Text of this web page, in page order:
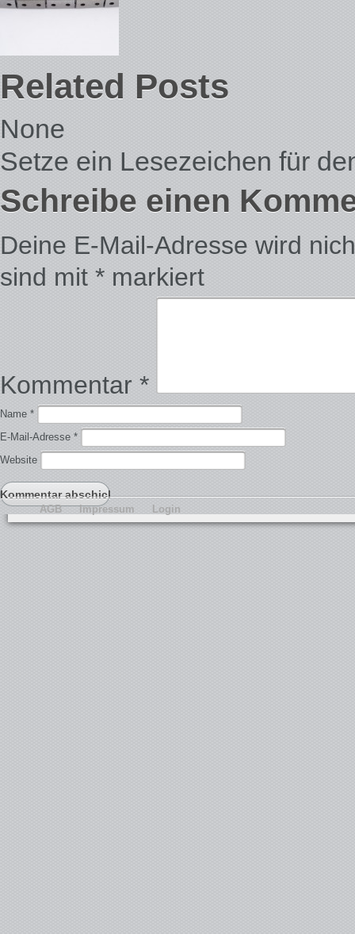
Related Posts
None
Setze ein Lesezeichen für
Schreibe einen
Deine E-Mail-Adresse wird
sind mit * markiert
Kommentar *
Name *
E-Mail-Adresse *
Website
AGB Impressum Login